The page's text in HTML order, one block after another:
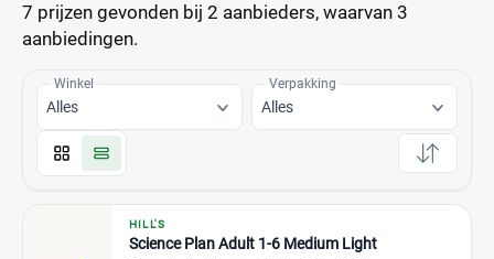
7 prijzen gevonden bij 2 aanbieders, waarvan 3
aanbiedingen.
Winkel
Alles
Verpakking
Alles
HILL'S
Science Plan Adult 1-6 Medium Light